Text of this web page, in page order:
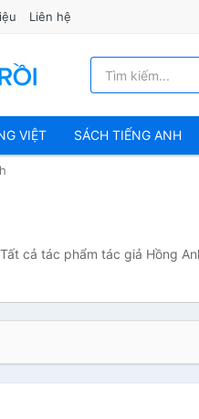
Liên hệ
VIỆT SÁCH TIẾNG ANH
Tất cả tác phẩm tác giả Hồng